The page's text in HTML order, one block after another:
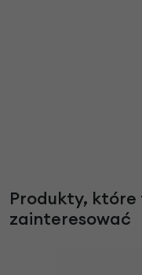
Produkty, które
zainteresować